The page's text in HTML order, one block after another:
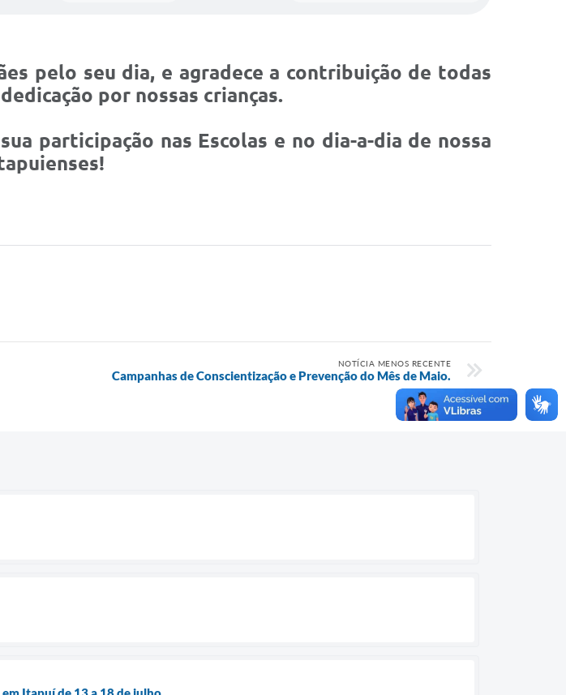
pelo seu dia, e agradece a contribuição de todas
por nossas crianças.
participação nas Escolas e no dia-a-dia de nossa
NOTÍCIA MENOS RECENTE
Campanhas de Conscientização e Prevenção do Mês de Maio.